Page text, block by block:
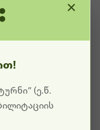
ამჟამად
და ტექნიკური
გმადლობთ
(ე.წ.
×